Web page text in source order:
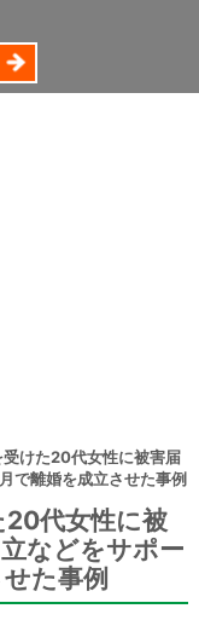
けた20代女性に被害届
で離婚を成立させた事例
代女性に被
などをサポー
た事例